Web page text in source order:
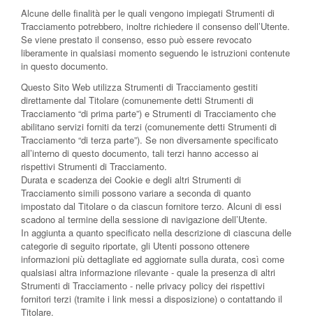
Alcune delle finalità per le quali vengono impiegati Strumenti di
Tracciamento potrebbero, inoltre richiedere il consenso dell’Utente.
Se viene prestato il consenso, esso può essere revocato
liberamente in qualsiasi momento seguendo le istruzioni contenute
in questo documento.
Questo Sito Web utilizza Strumenti di Tracciamento gestiti
direttamente dal Titolare (comunemente detti Strumenti di
Tracciamento “di prima parte”) e Strumenti di Tracciamento che
abilitano servizi forniti da terzi (comunemente detti Strumenti di
Tracciamento “di terza parte”). Se non diversamente specificato
all’interno di questo documento, tali terzi hanno accesso ai
rispettivi Strumenti di Tracciamento.
Durata e scadenza dei Cookie e degli altri Strumenti di
Tracciamento simili possono variare a seconda di quanto
impostato dal Titolare o da ciascun fornitore terzo. Alcuni di essi
scadono al termine della sessione di navigazione dell’Utente.
In aggiunta a quanto specificato nella descrizione di ciascuna delle
categorie di seguito riportate, gli Utenti possono ottenere
informazioni più dettagliate ed aggiornate sulla durata, così come
qualsiasi altra informazione rilevante - quale la presenza di altri
Strumenti di Tracciamento - nelle privacy policy dei rispettivi
fornitori terzi (tramite i link messi a disposizione) o contattando il
Titolare.